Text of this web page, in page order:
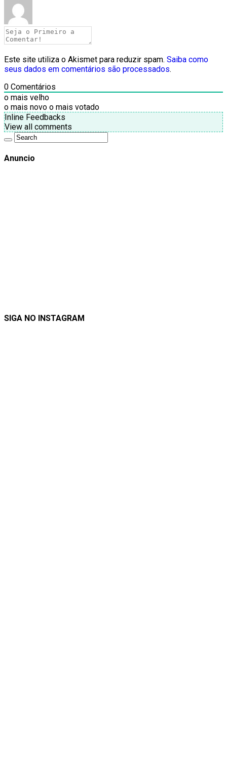
Este site utiliza o Akismet para reduzir spam. Saiba como
seus dados em comentários são processados.
0 Comentários
o mais velho
o mais novo o mais votado
Inline Feedbacks
View all comments
Anuncio
SIGA NO INSTAGRAM